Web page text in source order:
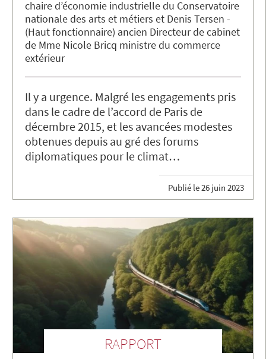
chaire d’économie industrielle du Conservatoire
nationale des arts et métiers
Denis Tersen
(Haut fonctionnaire) ancien Directeur de cabinet
de Mme Nicole Bricq ministre du commerce
extérieur
Il y a urgence. Malgré les engagements pris
dans le cadre de l’accord de Paris de
décembre 2015, et les avancées modestes
obtenues depuis au gré des forums
diplomatiques pour le climat…
Publié le26 juin 2023
RAPPORT